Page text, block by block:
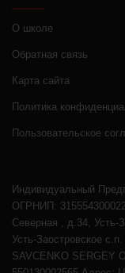
О школе
Обратная связь
Карта сайта
Политика
Пользовательское
Индивидуальный
ОГРНИП:
Северная , д.34, Усть-
Усть-Заостровское
SAVCENKO SERGEY